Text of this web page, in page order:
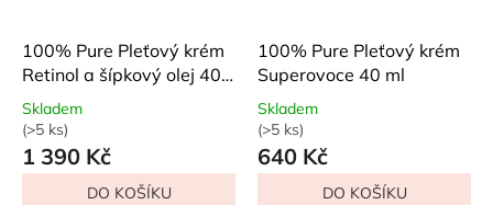
100% Pure Pleťový krém
Retinol a šípkový olej 40
ml
Průměrné
hodnocení
produktu
Skladem
(>5 ks)
1 390 Kč
DO KOŠÍKU
100% Pure Pleťový krém
Superovoce 40 ml
Průměrné
hodnocení
produktu
Skladem
(>5 ks)
640 Kč
DO KOŠÍKU